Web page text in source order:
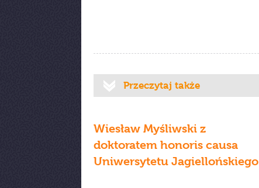
Przeczytaj także
Wiesław Myśliwski z
doktoratem honoris causa
Uniwersytetu Jagiellońskiego